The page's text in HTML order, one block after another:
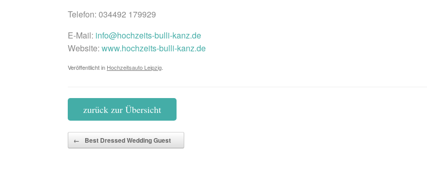
Telefon: 034492 179929
E-Mail: info@hochzeits-bulli-kanz.de
Website: www.hochzeits-bulli-kanz.de
Veröffentlicht in Hochzeitsauto Leipzig
zurück zur Übersicht
Beitragsnavigation
← Best Dressed Wedding Guest